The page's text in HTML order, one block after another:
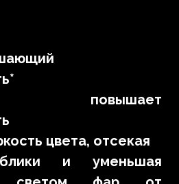
повышает
цвета, отсекая
и уменьшая